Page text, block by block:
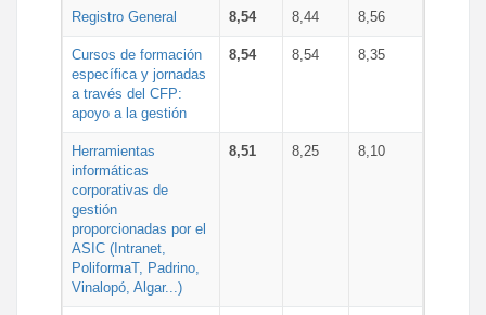
Registro General 8,54 8,44 8,56
Cursos de formación
específica y jornadas
a través del CFP:
apoyo a la gestión
8,54 8,54 8,35
Herramientas
informáticas
corporativas de
gestión
proporcionadas por el
ASIC (Intranet,
PoliformaT, Padrino,
Vinalopó, Algar...)
8,51 8,25 8,10